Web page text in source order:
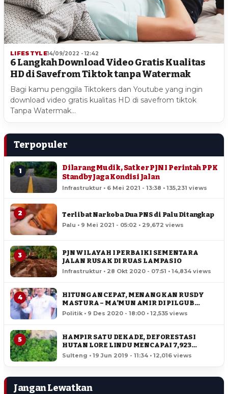
LIFESTYLE14/09/2022 - 12:42
6 Langkah Download Video Gratis Kualitas
HD di Savefrom Tiktok tanpa Watermak
Bagi kamu penggila Tiktokers dan Youtube yang ingin
download video gratis kualitas HD di savefrom tiktok
Tanpa Watermak…
Terpopuler
1
Dilarang Mudik, Satker PJN I Perintah PPK
Standby Jaga Kondisi Jalan
Infrastruktur • 6 Mei 2021 - 13:38 • 135,231 views
2 Terlibat Narkoba Dua PNS di Palu Ditangkap
Palu • 9 Mei 2021 - 05:02 • 29,672 views
3
PJN WILAYAH I PERBAIKI SEMENTARA
JALAN RUSAK DI RUAS LAMPASIO
Infrastruktur • 28 Okt 2020 - 07:51 • 14,834 views
4
HITUNGAN CEPAT, MENANGKAN RUSDY
MASTURA – MA’MUN AMIR DI PILGUB
SULTENG
Politik • 9 Des 2020 - 18:00 • 12,535 views
5
HAMPIR SATU DEKADE, DEFORESTASI
HUTAN LORE LINDU MENCAPAI 7,923
HEKTAR
Sulteng • 19 Jun 2019 - 11:34 • 12,016 views
Jangan Lewatkan